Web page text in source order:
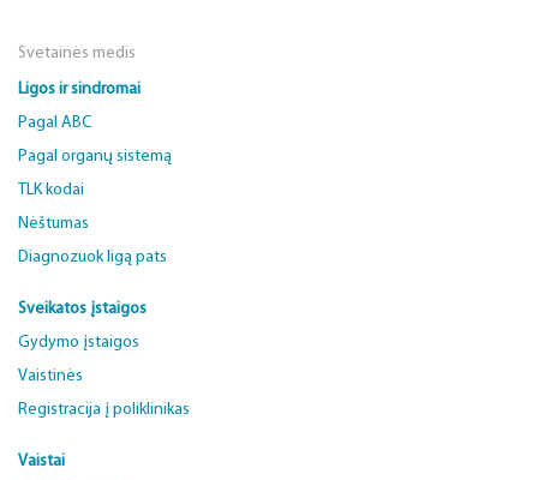
Svetainės medis
Ligos ir sindromai
Pagal ABC
Pagal organų sistemą
TLK kodai
Nėštumas
Diagnozuok ligą pats
Sveikatos įstaigos
Gydymo įstaigos
Vaistinės
Registracija į poliklinikas
Vaistai